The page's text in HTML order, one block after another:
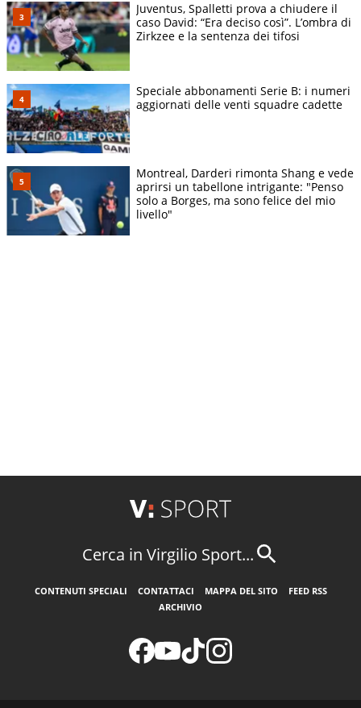
Juventus, Spalletti prova a chiudere il
caso David: “Era deciso così”. L’ombra di
Zirkzee e la sentenza dei tifosi
Speciale abbonamenti Serie B: i numeri
aggiornati delle venti squadre cadette
Montreal, Darderi rimonta Shang e vede
aprirsi un tabellone intrigante: "Penso
solo a Borges, ma sono felice del mio
livello"
Cerca in Virgilio Sport...
CONTENUTI SPECIALI CONTATTACI MAPPA DEL SITO
FEED RSS
ARCHIVIO